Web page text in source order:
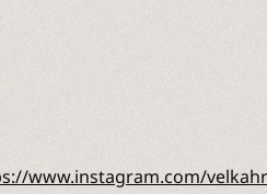
www.instagram.com/